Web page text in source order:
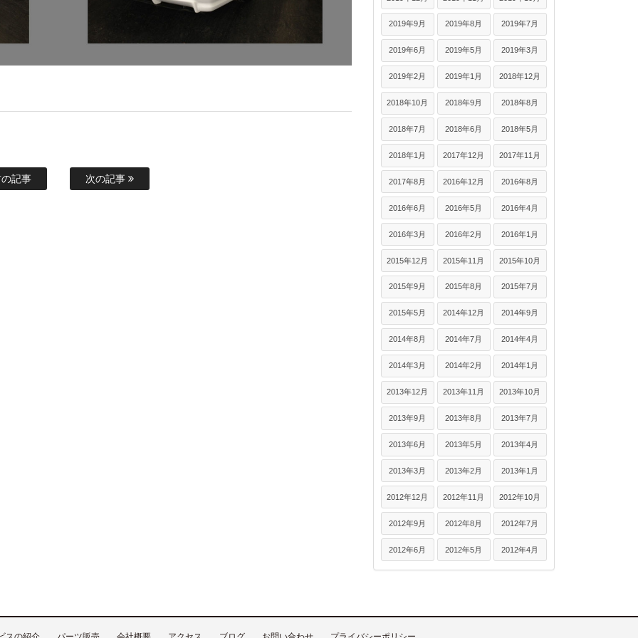
記事 次の記事
2019年9月 2019年8月 2019年7月
2019年6月 2019年5月 2019年3月
2019年2月 2019年1月 2018年12月
2018年10月 2018年9月 2018年8月
2018年7月 2018年6月 2018年5月
2018年1月 2017年12月 2017年11月
2017年8月 2016年12月 2016年8月
2016年6月 2016年5月 2016年4月
2016年3月 2016年2月 2016年1月
2015年12月 2015年11月 2015年10月
2015年9月 2015年8月 2015年7月
2015年5月 2014年12月 2014年9月
2014年8月 2014年7月 2014年4月
2014年3月 2014年2月 2014年1月
2013年12月 2013年11月 2013年10月
2013年9月 2013年8月 2013年7月
2013年6月 2013年5月 2013年4月
2013年3月 2013年2月 2013年1月
2012年12月 2012年11月 2012年10月
2012年9月 2012年8月 2012年7月
2012年6月 2012年5月 2012年4月